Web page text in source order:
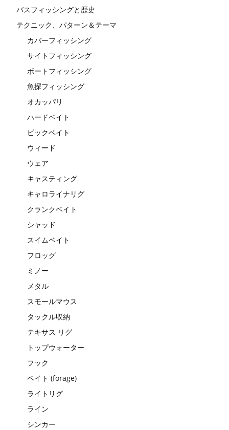
バスフィッシングと歴史
テクニック、パターン＆テーマ
カバーフィッシング
サイトフィッシング
ボートフィッシング
魚探フィッシング
オカッパリ
ハードベイト
ビックベイト
ウィード
ウェア
キャスティング
キャロライナリグ
クランクベイト
シャッド
スイムベイト
フロッグ
ミノー
メタル
スモールマウス
タックル収納
テキサス リグ
トップウォーター
フック
ベイト (forage)
ライトリグ
ライン
シンカー